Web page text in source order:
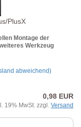
PlusX
Montage der
Werkzeug
abweichend)
0,98 EUR
19% MwSt. zzgl. Versand